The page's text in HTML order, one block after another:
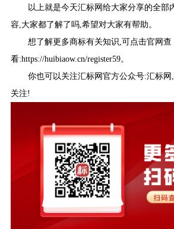
以上就是今天汇标网给大家分享的全部
容,大家都了解了吗,希望对大家有帮助。
想了解更多商标有关知识,可点击官网查
看:https://huibiaow.cn/register59。
你也可以关注汇标网官方公众号:汇标
关注!